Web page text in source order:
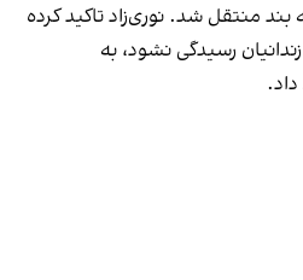
منتقل شد. نوری‌زاد تاکید کرده
رسیدگی نشود، به